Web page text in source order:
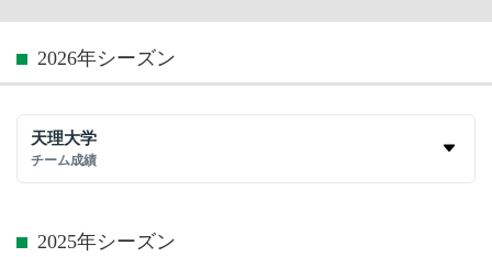
2026年シーズン
天理大学
チーム成績
2025年シーズン